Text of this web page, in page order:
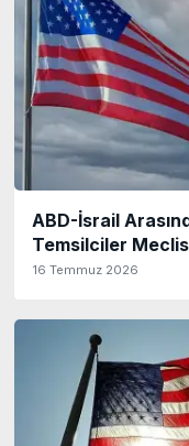
ABD-İsrail
Temsilciler
16 Temmuz 2026